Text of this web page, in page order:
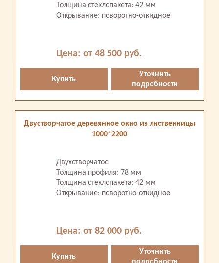
Толщина стеклопакета: 42 мм
Открывание: поворотно-откидное
Цена: от 48 500 руб.
Купить
Уточнить
подробности
Двустворчатое деревянное окно из лиственницы
1000*2200
Двухстворчатое
Толщина профиля: 78 мм
Толщина стеклопакета: 42 мм
Открывание: поворотно-откидное
Цена: от 82 000 руб.
Купить
Уточнить